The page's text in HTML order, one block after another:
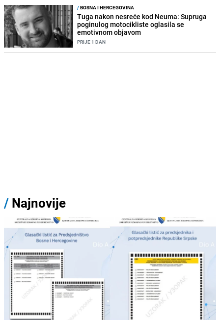
/BOSNA I HERCEGOVINA
Tuga nakon nesreće kod Neuma: Supruga
poginulog motocikliste oglasila se
emotivnom objavom
PRIJE 1 DAN
/ Najnovije